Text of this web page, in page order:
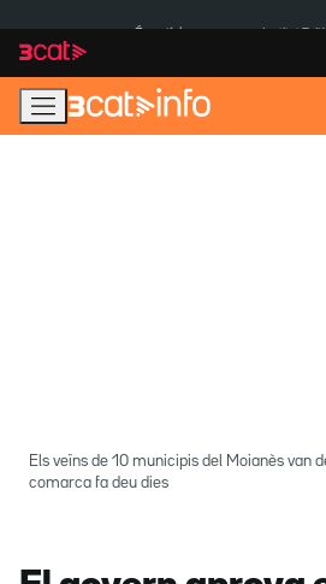
navegació
principal
contingut
Els veïns de 10 municipis del Moianès van
comarca fa deu dies